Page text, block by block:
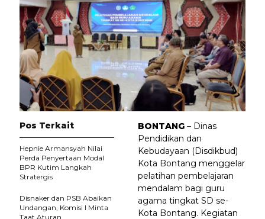
BONTANG – Dinas
Pendidikan dan
Kebudayaan (Disdikbud)
Kota Bontang menggelar
pelatihan pembelajaran
mendalam bagi guru
agama tingkat SD se-
Kota Bontang. Kegiatan
Pos Terkait
Hepnie Armansyah Nilai
Perda Penyertaan Modal
BPR Kutim Langkah
Stratergis
Disnaker dan PSB Abaikan
Undangan, Komisi I Minta
Taat Aturan